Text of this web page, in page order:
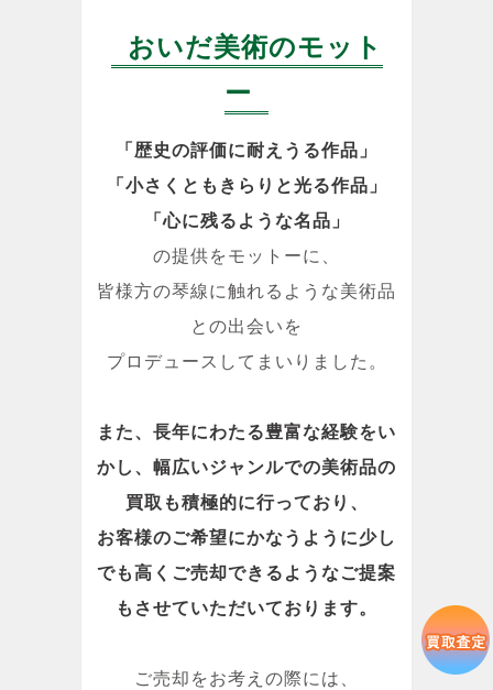
おいだ美術のモット
ー
「歴史の評価に耐えうる作品」
「小さくともきらりと光る作品」
「心に残るような名品」
の提供をモットーに、
皆様方の琴線に触れるような美術品
との出会いを
プロデュースしてまいりました。
また、長年にわたる豊富な経験をい
かし、幅広いジャンルでの美術品の
買取も積極的に行っており、
お客様のご希望にかなうように少し
でも高くご売却できるようなご提案
もさせていただいております。
ご売却をお考えの際には、